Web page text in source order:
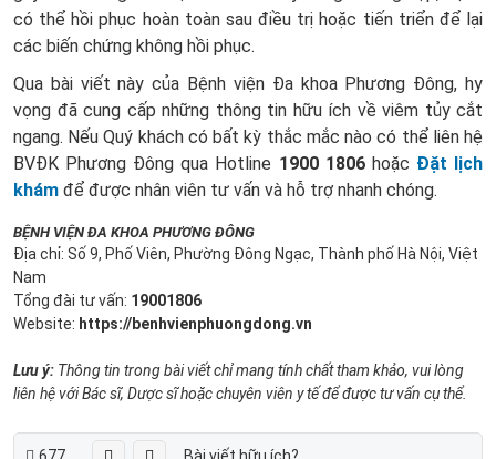
có thể hồi phục hoàn toàn sau điều trị hoặc tiến triển để lại
các biến chứng không hồi phục.
Qua bài viết này của Bệnh viện Đa khoa Phương Đông, hy
vọng đã cung cấp những thông tin hữu ích về viêm tủy cắt
ngang. Nếu Quý khách có bất kỳ thắc mắc nào có thể liên hệ
BVĐK Phương Đông qua Hotline 1900 1806hoặc Đặt lịch
khám để được nhân viên tư vấn và hỗ trợ nhanh chóng.
BỆNH VIỆN ĐA KHOA PHƯƠNG ĐÔNG
Địa chỉ: Số 9, Phố Viên, Phường Đông Ngạc, Thành phố Hà Nội, Việt
Nam
Tổng đài tư vấn: 19001806
Website: https://benhvienphuongdong.vn
Lưu ý: Thông tin trong bài viết chỉ mang tính chất tham khảo, vui lòng
liên hệ với Bác sĩ, Dược sĩ hoặc chuyên viên y tế để được tư vấn cụ thể.